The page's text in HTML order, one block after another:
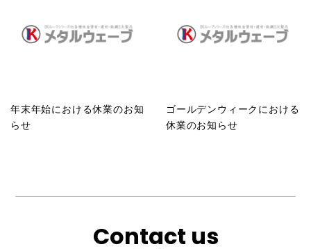
年末年始における休業のお知
らせ
ゴールデンウィークにおける
休業のお知らせ
Contact us